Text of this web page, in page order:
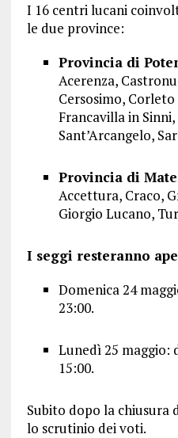
I 16 centri lucani
le due province:
Provincia di
Acerenza,
Cersosimo,
Francavilla in
Sant’Arcangelo,
Provincia di
Accettura, Craco,
Giorgio Lucano,
I seggi resteranno
Domenica 24
23:00.
Lunedì 25 maggio:
15:00.
Subito dopo la chiusura
lo scrutinio dei voti.